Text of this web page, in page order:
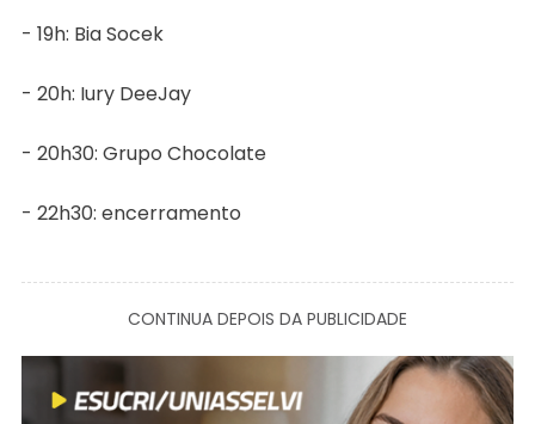
- 19h: Bia Socek
- 20h: Iury DeeJay
- 20h30: Grupo Chocolate
- 22h30: encerramento
CONTINUA DEPOIS DA PUBLICIDADE